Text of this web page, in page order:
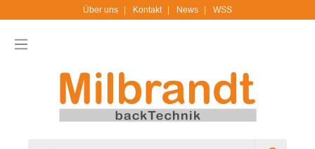
Über uns Kontakt News WSS